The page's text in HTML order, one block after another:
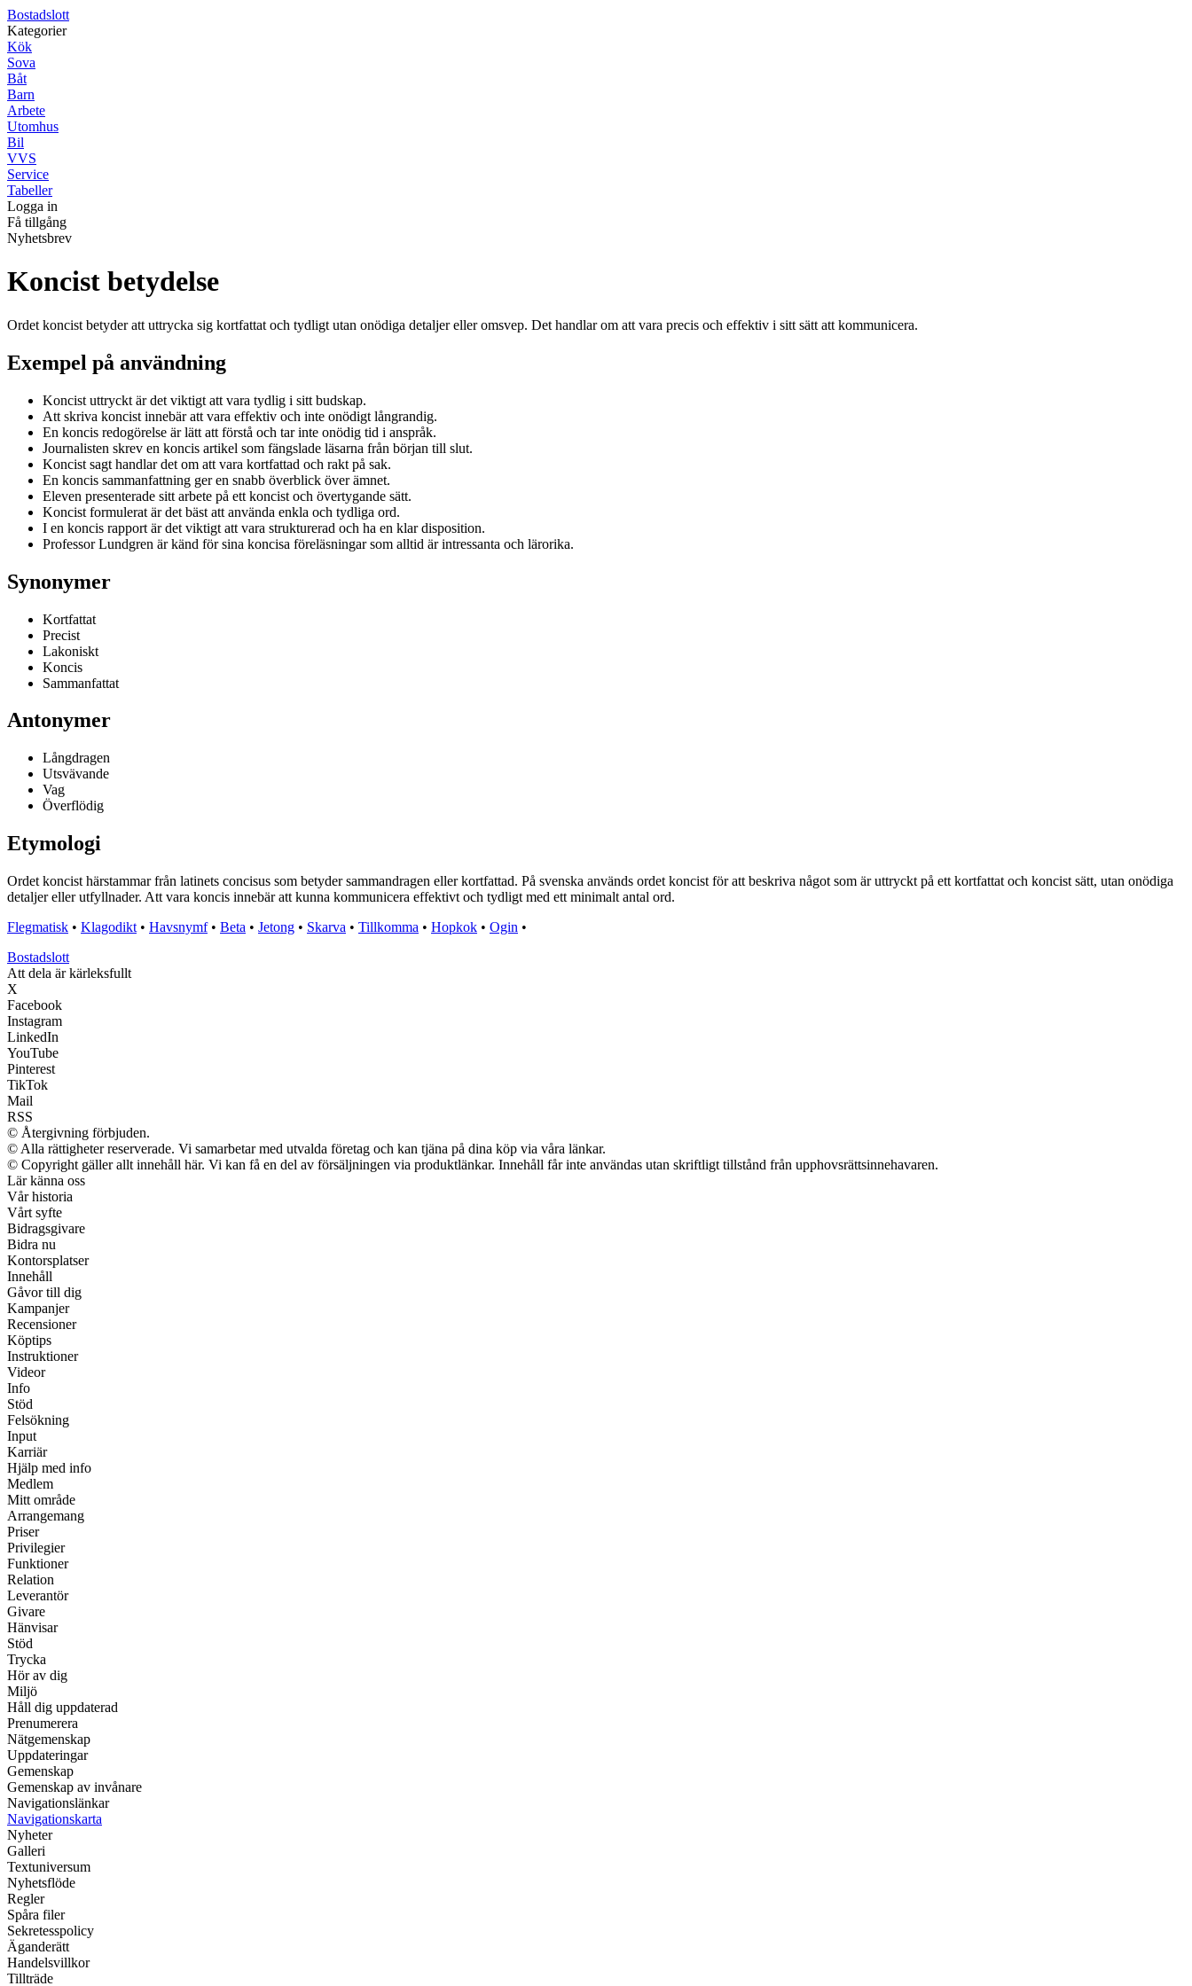
Bostadslott
Kategorier
Kök
Sova
Båt
Barn
Arbete
Utomhus
Bil
VVS
Service
Tabeller
Logga in
Få tillgång
Nyhetsbrev
Koncist betydelse
Ordet koncist betyder att uttrycka sig kortfattat och tydligt utan onödiga detaljer eller omsvep. Det handlar om att vara precis och effektiv i sitt sätt att kommunicera.
Exempel på användning
Koncist uttryckt är det viktigt att vara tydlig i sitt budskap.
Att skriva koncist innebär att vara effektiv och inte onödigt långrandig.
En koncis redogörelse är lätt att förstå och tar inte onödig tid i anspråk.
Journalisten skrev en koncis artikel som fängslade läsarna från början till slut.
Koncist sagt handlar det om att vara kortfattad och rakt på sak.
En koncis sammanfattning ger en snabb överblick över ämnet.
Eleven presenterade sitt arbete på ett koncist och övertygande sätt.
Koncist formulerat är det bäst att använda enkla och tydliga ord.
I en koncis rapport är det viktigt att vara strukturerad och ha en klar disposition.
Professor Lundgren är känd för sina koncisa föreläsningar som alltid är intressanta och lärorika.
Synonymer
Kortfattat
Precist
Lakoniskt
Koncis
Sammanfattat
Antonymer
Långdragen
Utsvävande
Vag
Överflödig
Etymologi
Ordet koncist härstammar från latinets concisus som betyder sammandragen eller kortfattad. På svenska används ordet koncist för att beskriva något som är uttryckt på ett kortfattat och koncist sätt, utan onödiga
detaljer eller utfyllnader. Att vara koncis innebär att kunna kommunicera effektivt och tydligt med ett minimalt antal ord.
Flegmatisk • Klagodikt • Havsnymf• Beta • Jetong • Skarva • Tillkomma • Hopkok • Ogin •
Bostadslott
Att dela är kärleksfullt
X
Facebook
Instagram
LinkedIn
YouTube
Pinterest
TikTok
Mail
RSS
© Återgivning förbjuden.
© Alla rättigheter reserverade. Vi samarbetar med utvalda företag och kan tjäna på dina köp via våra länkar.
© Copyright gäller allt innehåll här. Vi kan få en del av försäljningen via produktlänkar. Innehåll får inte användas utan skriftligt tillstånd från upphovsrättsinnehavaren.
Lär känna oss
Vår historia
Vårt syfte
Bidragsgivare
Bidra nu
Kontorsplatser
Innehåll
Gåvor till dig
Kampanjer
Recensioner
Köptips
Instruktioner
Videor
Info
Stöd
Felsökning
Input
Karriär
Hjälp med info
Medlem
Mitt område
Arrangemang
Priser
Privilegier
Funktioner
Relation
Leverantör
Givare
Hänvisar
Stöd
Trycka
Hör av dig
Miljö
Håll dig uppdaterad
Prenumerera
Nätgemenskap
Uppdateringar
Gemenskap
Gemenskap av invånare
Navigationslänkar
Navigationskarta
Nyheter
Galleri
Textuniversum
Nyhetsflöde
Regler
Spåra filer
Sekretesspolicy
Äganderätt
Handelsvillkor
Tillträde